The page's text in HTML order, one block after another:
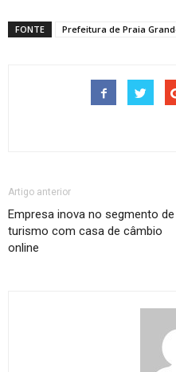
FONTE Prefeitura de Praia
Artigo anterior
Empresa inova no segmento de
turismo com casa de câmbio
online